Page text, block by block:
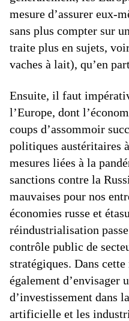
mesure d’assurer eux-
sans plus compter sur
traite plus en sujets,
vaches à lait), qu’en
Ensuite, il faut
l’Europe, dont
coups d’assommoir
politiques austéritaires
mesures liées à la
sanctions contre la
mauvaises pour nos
économies russe et
réindustrialisation
contrôle public de
stratégiques. Dans
également d’envisager
d’investissement dans
artificielle et les